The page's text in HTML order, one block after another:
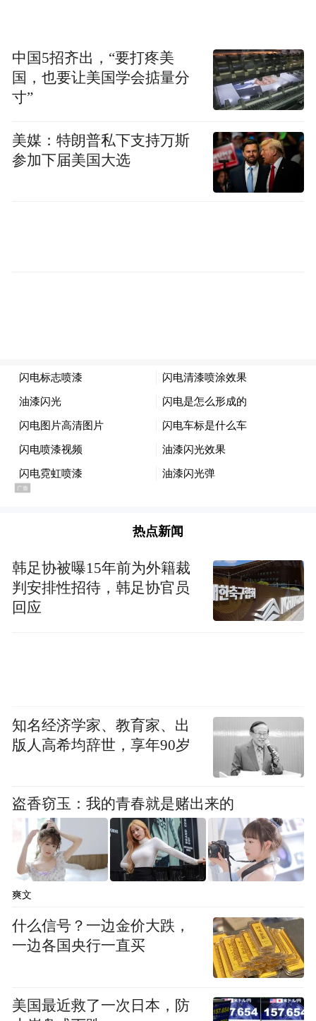
中国5招齐出，“要打疼美
国，也要让美国学会掂量分
寸”
美媒：特朗普私下支持万斯
参加下届美国大选
热点新闻
韩足协被曝15年前为外籍裁
判安排性招待，韩足协官员
回应
知名经济学家、教育家、出
版人高希均辞世，享年90岁
盗香窃玉：我的青春就是赌出来的
爽文
什么信号？一边金价大跌，
一边各国央行一直买
美国最近救了一次日本，防